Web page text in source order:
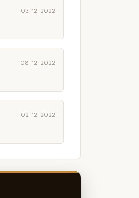
03-12-2022
08-12-2022
02-12-2022